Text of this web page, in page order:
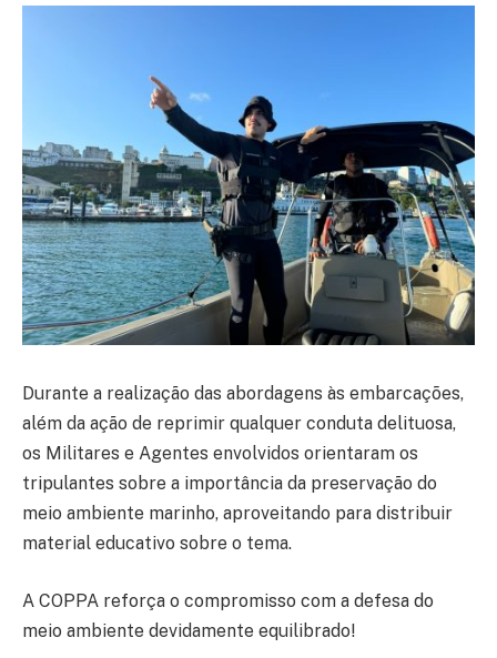
Durante a realização das abordagens às embarcações,
além da ação de reprimir qualquer conduta delituosa,
os Militares e Agentes envolvidos orientaram os
tripulantes sobre a importância da preservação do
meio ambiente marinho, aproveitando para distribuir
material educativo sobre o tema.
A COPPA reforça o compromisso com a defesa do
meio ambiente devidamente equilibrado!